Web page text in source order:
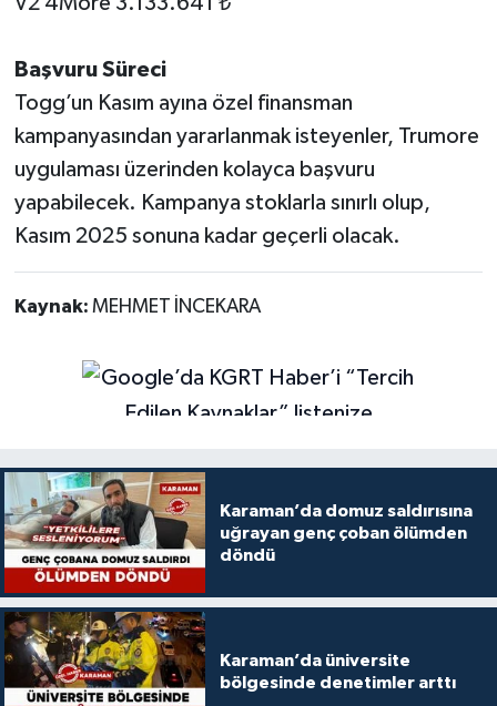
Başvuru Süreci
Togg’un Kasım ayına özel finansman
kampanyasından yararlanmak isteyenler, Trumore
uygulaması üzerinden kolayca başvuru
yapabilecek. Kampanya stoklarla sınırlı olup,
Kasım 2025 sonuna kadar geçerli olacak.
Kaynak: MEHMET İNCEKARA
Karaman’da domuz saldırısına
uğrayan genç çoban ölümden
döndü
Karaman’da üniversite
bölgesinde denetimler arttı